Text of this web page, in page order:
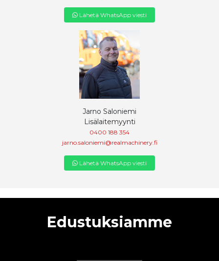
Lähetä WhatsApp viesti
Jarno Saloniemi
Lisälaitemyynti
0400 188 354
jarno.saloniemi@realmachinery.fi
Lähetä WhatsApp viesti
Edustuksiamme